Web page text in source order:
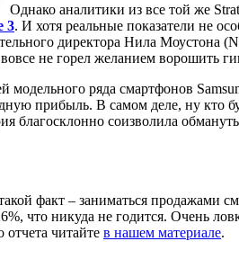
Однако аналитики из все той же
3. И хотя реальные показатели не
директора Нила Моустона
не горел желанием ворошить
ряда смартфонов
прибыль. В самом деле, ну кто
благосклонно соизволила
факт – заниматься продажами
что никуда не годится. Очень
читайте в нашем материале.